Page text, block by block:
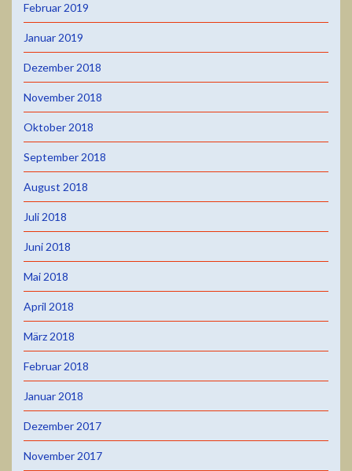
Februar 2019
Januar 2019
Dezember 2018
November 2018
Oktober 2018
September 2018
August 2018
Juli 2018
Juni 2018
Mai 2018
April 2018
März 2018
Februar 2018
Januar 2018
Dezember 2017
November 2017